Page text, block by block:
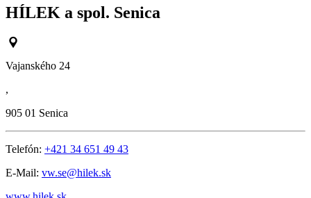
HÍLEK a spol. Senica
Vajanského 24
,
905 01 Senica
Telefón: +421 34 651 49 43
E-Mail: vw.se@hilek.sk